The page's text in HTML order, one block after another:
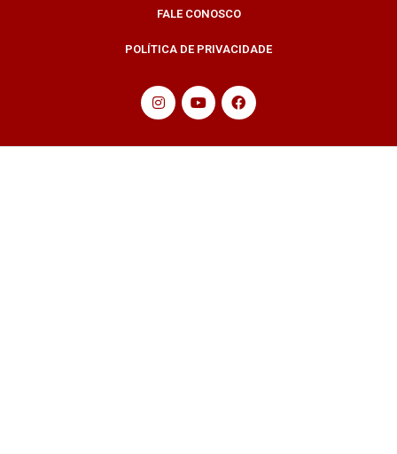
FALE CONOSCO
POLÍTICA DE PRIVACIDADE